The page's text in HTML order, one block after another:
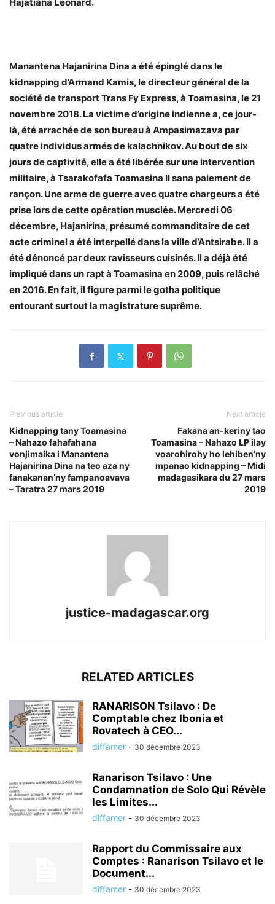
Manantena Hajanirina Dina a été épinglé dans le
kidnapping d’Armand Kamis, le directeur général de la
société de transport Trans Fy Express, à Toamasina, le 21
novembre 2018. La victime d’origine indienne a, ce jour-
là, été arrachée de son bureau à Ampasimazava par
quatre individus armés de kalachnikov. Au bout de six
jours de captivité, elle a été libérée sur une intervention
militaire, à Tsarakofafa Toamasina II sana paiement de
rançon. Une arme de guerre avec quatre chargeurs a été
prise lors de cette opération musclée. Mercredi 06
décembre, Hajanirina, présumé commanditaire de cet
acte criminel a été interpellé dans la ville d’Antsirabe. Il a
été dénoncé par deux ravisseurs cuisinés. Il a déjà été
impliqué dans un rapt à Toamasina en 2009, puis relâché
en 2016. En fait, il figure parmi le gotha politique
entourant surtout la magistrature suprême.
Previous article
Kidnapping tany Toamasina
– Nahazo fahafahana
vonjimaika i Manantena
Hajanirina Dina na teo aza ny
fanakanan’ny fampanoavava
– Taratra 27 mars 2019
Next article
Fakana an-keriny tao
Toamasina – Nahazo LP ilay
voarohirohy ho lehiben’ny
mpanao kidnapping – Midi
madagasikara du 27 mars
2019
justice-madagascar.org
RELATED ARTICLES
RANARISON Tsilavo : De
Comptable chez Ibonia et
Rovatech à CEO...
diffamer - 30 décembre 2023
Ranarison Tsilavo : Une
Condamnation de Solo Qui Révèle
les Limites...
diffamer - 30 décembre 2023
Rapport du Commissaire aux
Comptes : Ranarison Tsilavo et le
Document...
diffamer - 30 décembre 2023